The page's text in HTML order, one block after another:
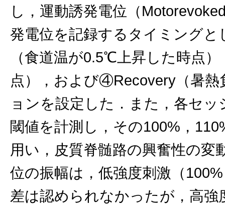
し，運動誘発電位（
発電位を記録するタイミング
（食道温が0.5℃上昇した時点
点），および④Recovery（暑熱
ョンを設定した．また，各セ
閾値を計測し，その100%，
用い，皮質脊髄路の興奮性の変
位の振幅は，低強度刺激（
差は認められなかったが，高強